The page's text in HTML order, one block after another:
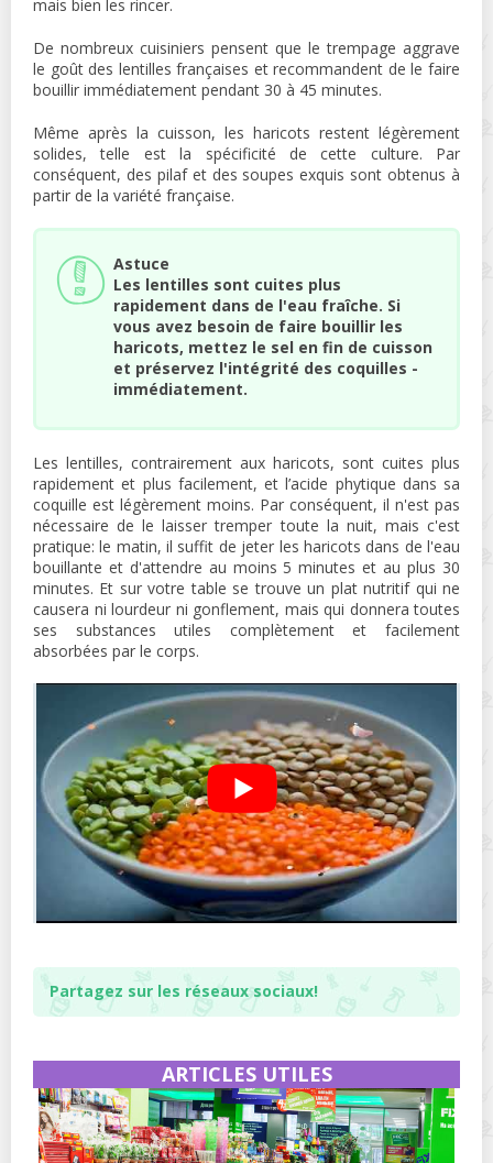
mais bien les rincer.
De nombreux cuisiniers pensent que le trempage aggrave
le goût des lentilles françaises et recommandent de le faire
bouillir immédiatement pendant 30 à 45 minutes.
Même après la cuisson, les haricots restent légèrement
solides, telle est la spécificité de cette culture. Par
conséquent, des pilaf et des soupes exquis sont obtenus à
partir de la variété française.
Astuce
Les lentilles sont cuites plus
rapidement dans de l'eau fraîche. Si
vous avez besoin de faire bouillir les
haricots, mettez le sel en fin de cuisson
et préservez l'intégrité des coquilles -
immédiatement.
Les lentilles, contrairement aux haricots, sont cuites plus
rapidement et plus facilement, et l’acide phytique dans sa
coquille est légèrement moins. Par conséquent, il n'est pas
nécessaire de le laisser tremper toute la nuit, mais c'est
pratique: le matin, il suffit de jeter les haricots dans de l'eau
bouillante et d'attendre au moins 5 minutes et au plus 30
minutes. Et sur votre table se trouve un plat nutritif qui ne
causera ni lourdeur ni gonflement, mais qui donnera toutes
ses substances utiles complètement et facilement
absorbées par le corps.
Partagez sur les réseaux sociaux!
ARTICLES UTILES